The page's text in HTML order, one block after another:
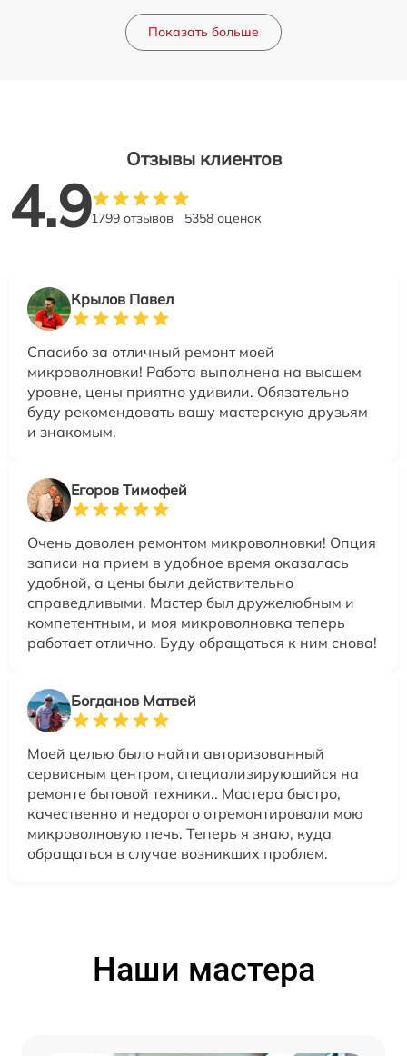
Показать больше
Отзывы клиентов
4.91799 отзывов 5358 оценок
Крылов Павел
Спасибо за отличный ремонт моей
микроволновки! Работа выполнена на высшем
уровне, цены приятно удивили. Обязательно
буду рекомендовать вашу мастерскую друзьям
и знакомым.
Егоров Тимофей
Очень доволен ремонтом микроволновки! Опция
записи на прием в удобное время оказалась
удобной, а цены были действительно
справедливыми. Мастер был дружелюбным и
компетентным, и моя микроволновка теперь
работает отлично. Буду обращаться к ним снова!
Богданов Матвей
Моей целью было найти авторизованный
сервисным центром, специализирующийся на
ремонте бытовой техники.. Мастера быстро,
качественно и недорого отремонтировали мою
микроволновую печь. Теперь я знаю, куда
обращаться в случае возникших проблем.
Наши мастера